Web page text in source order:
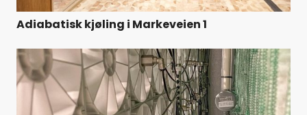
Adiabatisk kjøling i Markeveien 1